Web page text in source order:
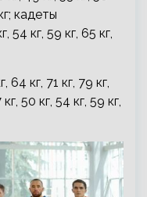
кадеты
54 кг, 59 кг, 65 кг,
кг, 71 кг, 79 кг,
50 кг, 54 кг, 59 кг,